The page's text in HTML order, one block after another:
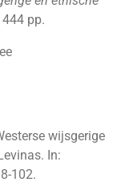
pp.
wijsgerige
In:
102.